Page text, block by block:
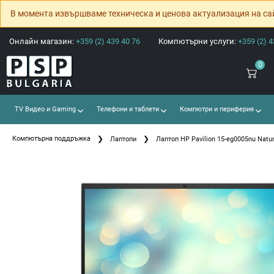
В момента извършваме техническа и ценова актуализация на
Онлайн магазин: +359 (2) 439 40 76 Компютърни услуги: +359 (2)
0
TV Видео и Gaming Телефони и таблети Компютри и периферия
Компютърна поддръжка Лаптопи Лаптоп HP Pavilion 15-eg0005nu